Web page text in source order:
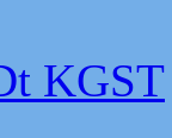
KGST